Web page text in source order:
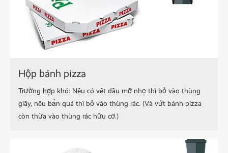
Hộp bánh pizza
Trường hợp khó: Nếu có vết dầu mỡ nhẹ thì bỏ vào thùng
giấy, nếu bẩn quá thì bỏ vào thùng rác. (Và vứt bánh pizza
còn thừa vào thùng rác hữu cơ.)